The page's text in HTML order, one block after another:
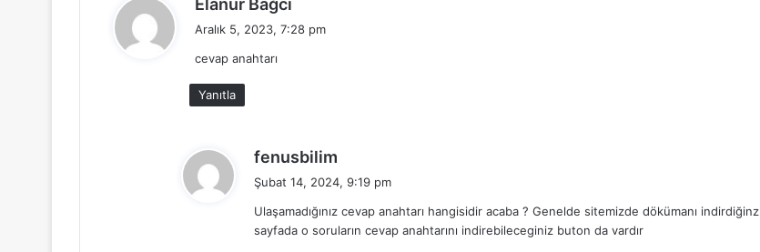
Elanur Bağcı
Aralık 5, 2023, 7:28 pm
cevap anahtarı
Yanıtla
fenusbilim
k
Şubat 14, 2024, 9:19 pm
Ulaşamadığınız cevap anahtarı hangisidir acaba ? Genelde sitemizde dökümanı indirdiğinz
sayfada o soruların cevap anahtarını indirebileceginiz buton da vardır